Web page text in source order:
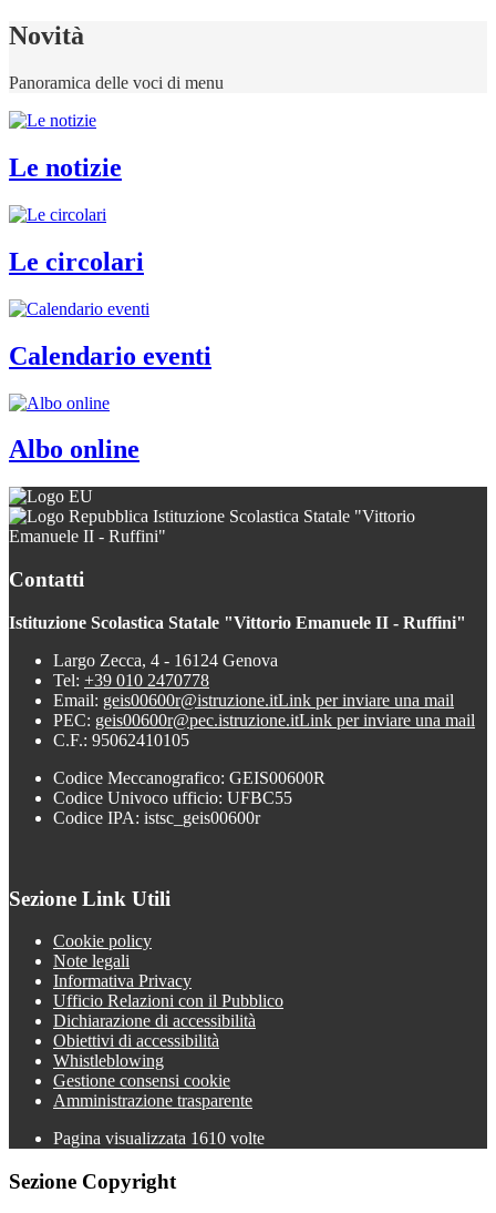
Novità
Panoramica delle voci di menu
Le notizie
Le circolari
Calendario eventi
Albo online
Istituzione Scolastica Statale "Vittorio
Emanuele II - Ruffini"
Contatti
Istituzione Scolastica Statale "Vittorio Emanuele II - Ruffini"
Largo Zecca, 4 - 16124 Genova
Tel: +39 010 2470778
Email: geis00600r@istruzione.itLink per inviare una mail
PEC: geis00600r@pec.istruzione.itLink per inviare una mail
C.F.: 95062410105
Codice Meccanografico: GEIS00600R
Codice Univoco ufficio: UFBC55
Codice IPA: istsc_geis00600r
Sezione Link Utili
Cookie policy
Note legali
Informativa Privacy
Ufficio Relazioni con il Pubblico
Dichiarazione di accessibilità
Obiettivi di accessibilità
Whistleblowing
Gestione consensi cookie
Amministrazione trasparente
Pagina visualizzata 1610 volte
Sezione Copyright